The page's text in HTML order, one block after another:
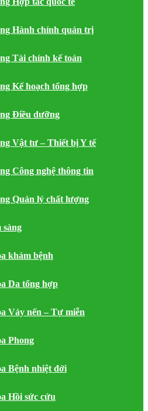
Hành chính quản trị
Tài chính kế toán
Kế hoạch tổng hợp
Điều dưỡng
Vật tư – Thiết bị Y tế
Công nghệ thông tin
Quản lý chất lượng
khám bệnh
Da tổng hợp
Vảy nến – Tự miễn
Phong
Bệnh nhiệt đới
Hồi sức cứu